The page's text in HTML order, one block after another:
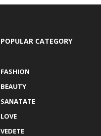
POPULAR CATEGORY
FASHION
BEAUTY
SANATATE
LOVE
VEDETE